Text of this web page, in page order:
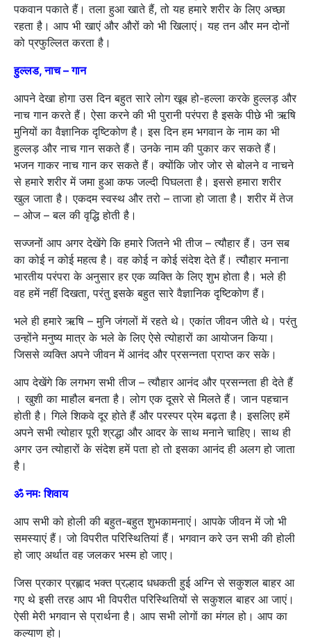
पकवान पकाते हैं। तला हुआ खाते हैं, तो यह हमारे शरीर के लिए अच्छा
रहता है। आप भी खाएं और औरों को भी खिलाएं। यह तन और मन दोनों
को प्रफुल्लित करता है।
हुल्लड,नाच–गान
आपने देखा होगा उस दिन बहुत सारे लोग खूब हो-हल्ला करके हुल्लड़ और
नाच गान करते हैं। ऐसा करने की भी पुरानी परंपरा है इसके पीछे भी ऋषि
मुनियों का वैज्ञानिक दृष्टिकोण है। इस दिन हम भगवान के नाम का भी
हुल्लड़ और नाच गान सकते हैं। उनके नाम की पुकार कर सकते हैं।
भजन गाकर नाच गान कर सकते हैं। क्योंकि जोर जोर से बोलने व नाचने
से हमारे शरीर में जमा हुआ कफ जल्दी पिघलता है। इससे हमारा शरीर
खुल जाता है। एकदम स्वस्थ और तरो – ताजा हो जाता है। शरीर में तेज
– ओज – बल की वृद्धि होती है।
सज्जनों आप अगर देखेंगे कि हमारे जितने भी तीज – त्यौहार हैं। उन सब
का कोई न कोई महत्व है। वह कोई न कोई संदेश देते हैं। त्यौहार मनाना
भारतीय परंपरा के अनुसार हर एक व्यक्ति के लिए शुभ होता है। भले ही
वह हमें नहीं दिखता, परंतु इसके बहुत सारे वैज्ञानिक दृष्टिकोण हैं।
भले ही हमारे ऋषि – मुनि जंगलों में रहते थे। एकांत जीवन जीते थे। परंतु
उन्होंने मनुष्य मात्र के भले के लिए ऐसे त्योहारों का आयोजन किया।
जिससे व्यक्ति अपने जीवन में आनंद और प्रसन्नता प्राप्त कर सके।
आप देखेंगे कि लगभग सभी तीज – त्यौहार आनंद और प्रसन्नता ही देते हैं
। खुशी का माहौल बनता है। लोग एक दूसरे से मिलते हैं। जान पहचान
होती है। गिले शिकवे दूर होते हैं और परस्पर प्रेम बढ़ता है। इसलिए हमें
अपने सभी त्योहार पूरी श्रद्धा और आदर के साथ मनाने चाहिए। साथ ही
अगर उन त्योहारों के संदेश हमें पता हो तो इसका आनंद ही अलग हो जाता
है।
ॐनमः शिवाय
आप सभी को होली की बहुत-बहुत शुभकामनाएं। आपके जीवन में जो भी
समस्याएं हैं। जो विपरीत परिस्थितियां हैं। भगवान करे उन सभी की होली
हो जाए अर्थात वह जलकर भस्म हो जाए।
जिस प्रकार प्रह्लाद भक्त प्रल्हाद धधकती हुई अग्नि से सकुशल बाहर आ
गए थे इसी तरह आप भी विपरीत परिस्थितियों से सकुशल बाहर आ जाएं।
ऐसी मेरी भगवान से प्रार्थना है। आप सभी लोगों का मंगल हो। आप का
कल्याण हो।